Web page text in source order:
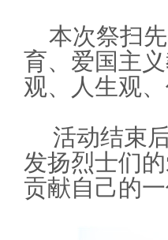
本次祭扫先
育、爱国主
观、人生观
活动结束
发扬烈士们
贡献自己的